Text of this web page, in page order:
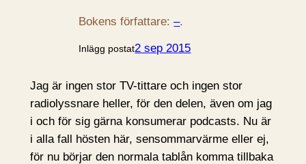
Bokens författare:–.
Inlägg postat2 sep 2015
Jag är ingen stor TV-tittare och ingen stor
radiolyssnare heller, för den delen, även om jag
i och för sig gärna konsumerar podcasts. Nu är
i alla fall hösten här, sensommarvärme eller ej,
för nu börjar den normala tablån komma tillbaka